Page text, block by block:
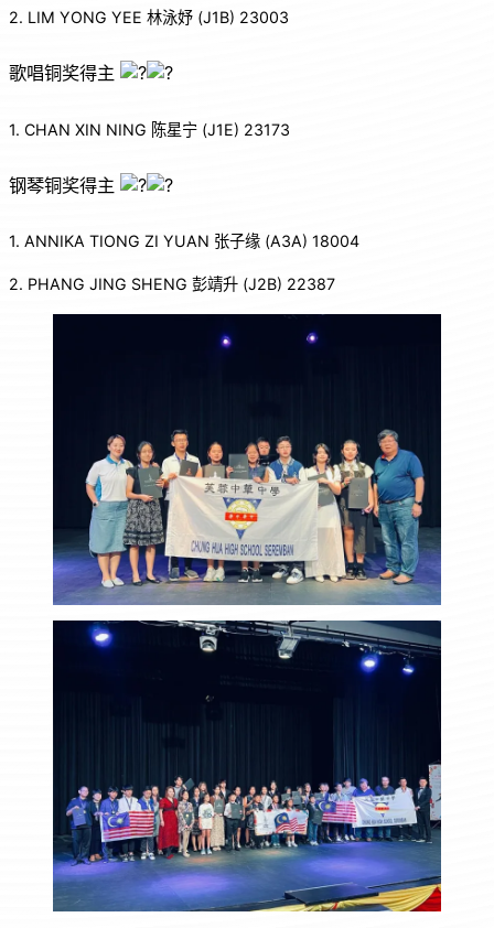
2. LIM YONG YEE 林泳妤 (J1B) 23003
歌唱铜奖得主
1. CHAN XIN NING 陈星宁 (J1E) 23173
钢琴铜奖得主
1. ANNIKA TIONG ZI YUAN 张子缘 (A3A) 18004
2. PHANG JING SHENG 彭靖升 (J2B) 22387